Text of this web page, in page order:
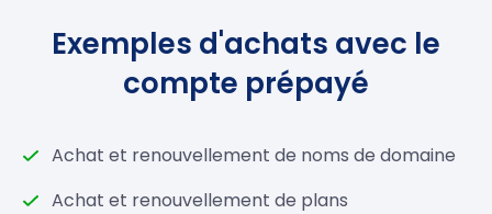
Exemples d'achats avec le
compte prépayé
Achat et renouvellement de noms de domaine
Achat et renouvellement de plans